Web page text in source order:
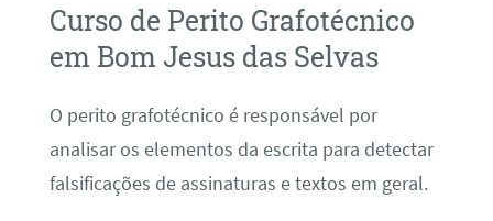
Curso de Perito Grafotécnico
em Bom Jesus das Selvas
O perito grafotécnico é responsável por
analisar os elementos da escrita para detectar
falsificações de assinaturas e textos em geral.